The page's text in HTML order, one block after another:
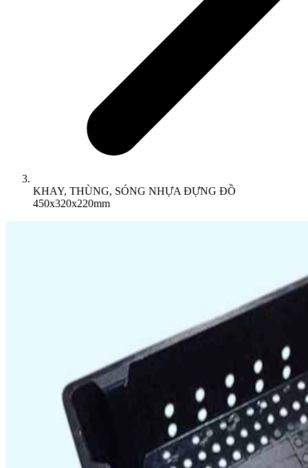
KHAY, THÙNG, SÓNG NHỰA ĐỰNG ĐỒ
450x320x220mm